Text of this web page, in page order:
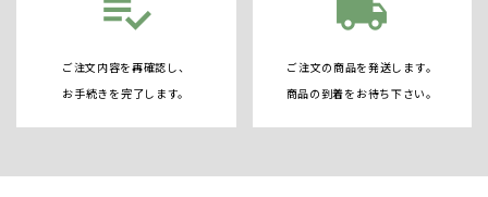
playlist_add_check
ご注文内容を再確認し、
お手続きを完了します。
local_shipping
ご注文の商品を発送します。
商品の到着をお待ち下さい。